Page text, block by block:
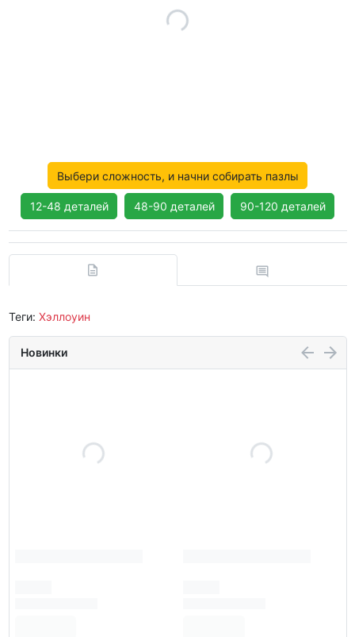
Выбери сложность, и начни собирать пазлы
12-48 деталей 48-90 деталей 90-120 деталей
Теги: Хэллоуин
Новинки